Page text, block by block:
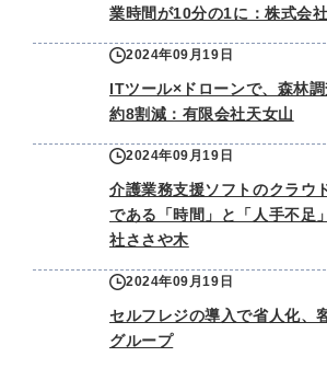
業時間が10分の1に：株式会
2024年09月19日
ITツール×ドローンで、森林
約8割減：有限会社天女山
2024年09月19日
介護業務支援ソフトのクラウ
である「時間」と「人手不足
社ささや木
2024年09月19日
セルフレジの導入で省人化、
グループ